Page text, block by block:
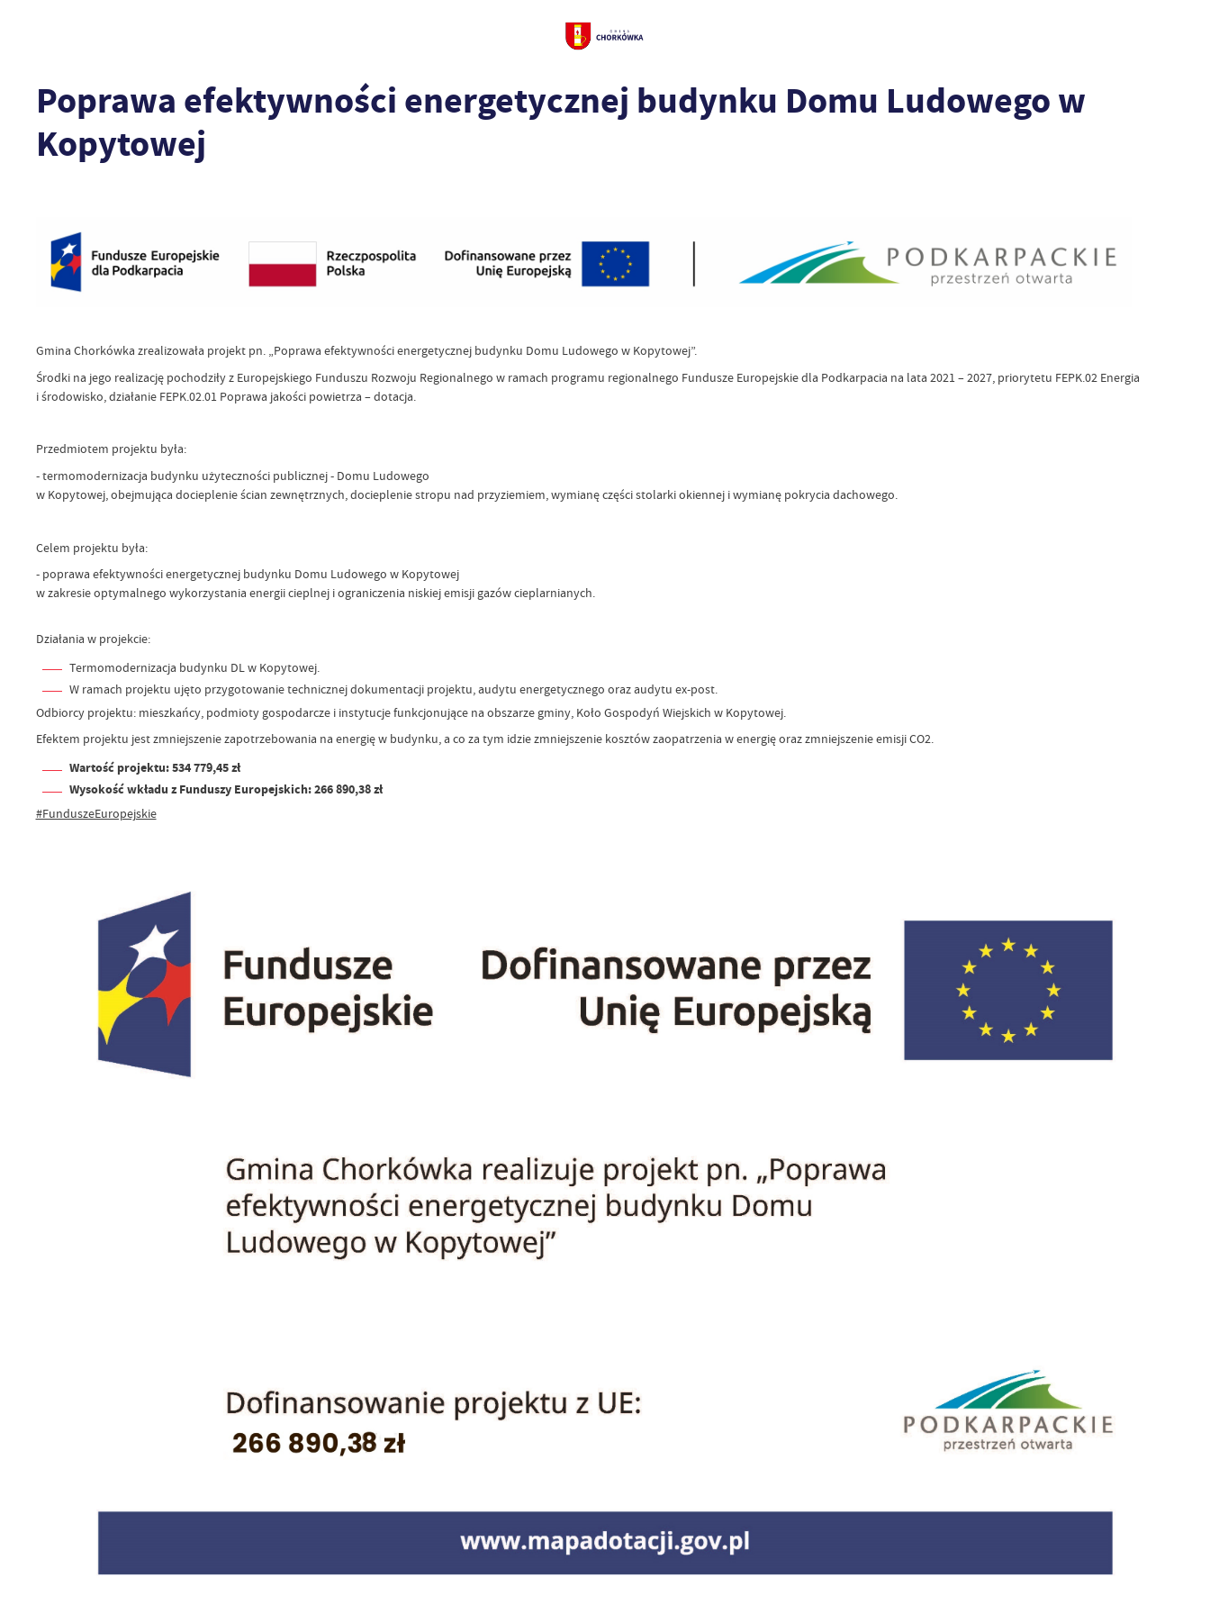
Poprawa efektywności energetycznej budynku Domu Ludowego w
Kopytowej
Gmina Chorkówka zrealizowała projekt pn. „Poprawa efektywności energetycznej budynku Domu Ludowego w Kopytowej”.
Środki na jego realizację pochodziły z Europejskiego Funduszu Rozwoju Regionalnego w ramach programu regionalnego Fundusze Europejskie dla Podkarpacia na lata 2021 – 2027, priorytetu FEPK.02 Energia
i środowisko, działanie FEPK.02.01 Poprawa jakości powietrza – dotacja.
Przedmiotem projektu była:
- termomodernizacja budynku użyteczności publicznej - Domu Ludowego
w Kopytowej, obejmująca docieplenie ścian zewnętrznych, docieplenie stropu nad przyziemiem, wymianę części stolarki okiennej i wymianę pokrycia dachowego.
Celem projektu była:
- poprawa efektywności energetycznej budynku Domu Ludowego w Kopytowej
w zakresie optymalnego wykorzystania energii cieplnej i ograniczenia niskiej emisji gazów cieplarnianych.
Działania w projekcie:
Termomodernizacja budynku DL w Kopytowej.
W ramach projektu ujęto przygotowanie technicznej dokumentacji projektu, audytu energetycznego oraz audytu ex-post.
Odbiorcy projektu: mieszkańcy, podmioty gospodarcze i instytucje funkcjonujące na obszarze gminy, Koło Gospodyń Wiejskich w Kopytowej.
Efektem projektu jest zmniejszenie zapotrzebowania na energię w budynku, a co za tym idzie zmniejszenie kosztów zaopatrzenia w energię oraz zmniejszenie emisji CO2.
Wartość projektu: 534 779,45 zł
Wysokość wkładu z Funduszy Europejskich: 266 890,38 zł
#FunduszeEuropejskie